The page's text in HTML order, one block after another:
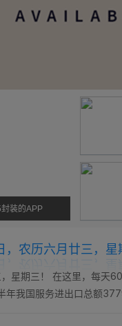
装的APP
，农历六月廿三，星
星期三！ 在这里，每天
年我国服务进出口总额